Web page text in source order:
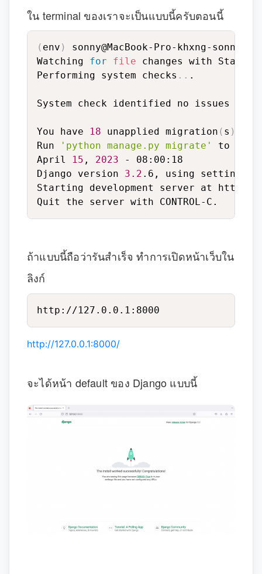
ใน terminal ของเราจะเป็นแบบนี้ครับตอนนี้
( env )
sonny@MacBook-Pro-khxng-sonny
Watching for file changes with
Performing system checks .. .
System check identified no issues
You have 18 unapplied migration ( s )
Run
'python manage.py migrate'
to
April
15 , 2023 - 08:00:18
Django version 3.2 .6, using settings
Starting development server at http://
Quit the server with CONTROL-C.
ถ้าแบบนี้ถือว่ารันสำเร็จ ทำการเปิดหน้าเว็บใน
ลิงก์
http://127.0.0.1:8000
http://127.0.0.1:8000/
จะได้หน้า default ของ Django แบบนี้